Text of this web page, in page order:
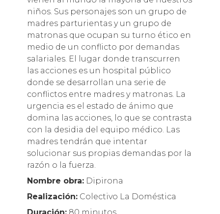
niños. Sus personajes son un grupo de
madres parturientas y un grupo de
matronas que ocupan su turno ético en
medio de un conflicto por demandas
salariales. El lugar donde transcurren
las acciones es un hospital público
donde se desarrollan una serie de
conflictos entre madres y matronas. La
urgencia es el estado de ánimo que
domina las acciones, lo que se contrasta
con la desidia del equipo médico. Las
madres tendrán que intentar
solucionar sus propias demandas por la
razón o la fuerza.
Nombre obra:Dipirona
Realización:Colectivo La Doméstica